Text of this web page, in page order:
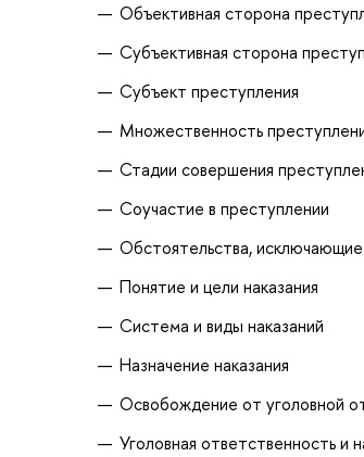
Объективная сторона
Субъективная сторона
Субъект преступления
Множественность
Стадии совершения
Соучастие в преступлении
Обстоятельства,
Понятие и цели наказания
Система и виды наказаний
Назначение наказания
Освобождение от уголовной
Уголовная ответственность и